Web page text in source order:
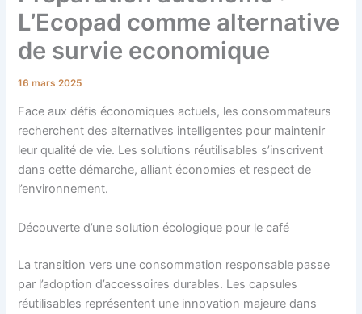
L’Ecopad comme alternative
de survie economique
16 mars 2025
Face aux défis économiques actuels, les consommateurs
recherchent des alternatives intelligentes pour maintenir
leur qualité de vie. Les solutions réutilisables s’inscrivent
dans cette démarche, alliant économies et respect de
l’environnement.
Découverte d’une solution écologique pour le café
La transition vers une consommation responsable passe
par l’adoption d’accessoires durables. Les capsules
réutilisables représentent une innovation majeure dans